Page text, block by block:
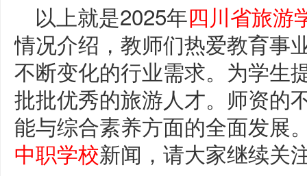
以上就是2025年四川省旅游
情况介绍，教师们热爱教育事
不断变化的行业需求。为学生
批批优秀的旅游人才。师资的
能与综合素养方面的全面发展
中职学校新闻，请大家继续关